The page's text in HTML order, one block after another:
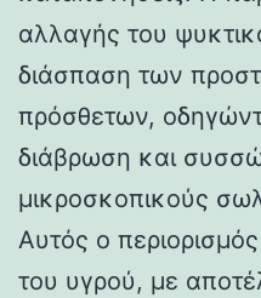
αλλαγής του
διάσπαση των
πρόσθετων,
διάβρωση και
μικροσκοπικούς
Αυτός ο
του υγρού, με